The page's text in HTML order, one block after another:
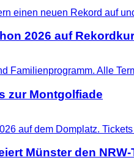
2026 auf
zur Montgolfiade
Münster den NRW-